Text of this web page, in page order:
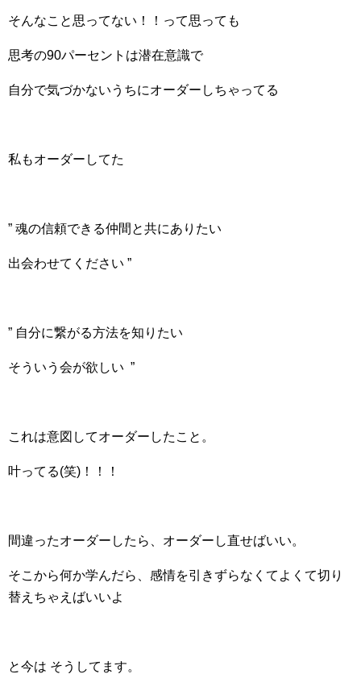
そんなこと思ってない！！って思っても
思考の90パーセントは潜在意識で
自分で気づかないうちにオーダーしちゃってる
私もオーダーしてた
” 魂の信頼できる仲間と共にありたい
出会わせてください ”
” 自分に繋がる方法を知りたい
そういう会が欲しい ”
これは意図してオーダーしたこと。
叶ってる(笑)！！！
間違ったオーダーしたら、オーダーし直せばいい。
そこから何か学んだら、感情を引きずらなくてよくて切り
替えちゃえばいいよ
と今は そうしてます。